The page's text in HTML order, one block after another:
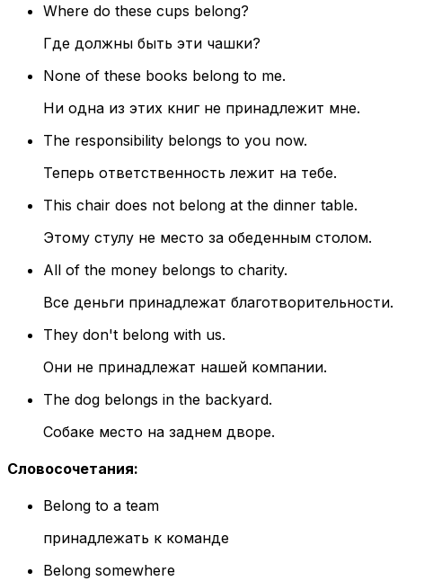
Where do these cups belong?
Где должны быть эти чашки?
None of these books belong to me.
Ни одна из этих книг не принадлежит мне.
The responsibility belongs to you now.
Теперь ответственность лежит на тебе.
This chair does not belong at the dinner table.
Этому стулу не место за обеденным столом.
All of the money belongs to charity.
Все деньги принадлежат благотворительности.
They don't belong with us.
Они не принадлежат нашей компании.
The dog belongs in the backyard.
Собаке место на заднем дворе.
Словосочетания:
Belong to a team
принадлежать к команде
Belong somewhere